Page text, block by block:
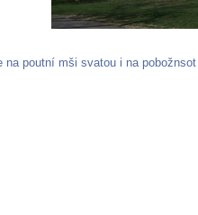
na poutní mši svatou i na